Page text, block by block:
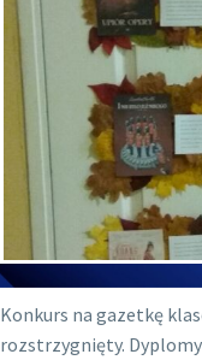
Konkurs na gazetkę
rozstrzygnięty.